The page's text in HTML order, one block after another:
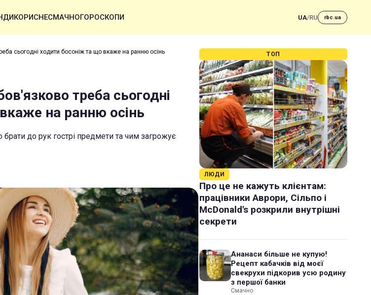
КОРИСНЕСМАЧНОГОРОСКОПИ UA/RU rbc.ua
сьогодні ходити босоніж та що вкаже на ранню осінь
треба сьогодні
на ранню осінь
до рук гострі предмети та чим загрожує
ТОП
ЛЮДИ
Про це не кажуть клієнтам:
працівники Аврори, Сільпо і
McDonald's розкрили внутрішні
секрети
Ананаси більше не купую!
Рецепт кабачків від моєї
свекрухи підкорив усю родину
з першої банки
Смачно